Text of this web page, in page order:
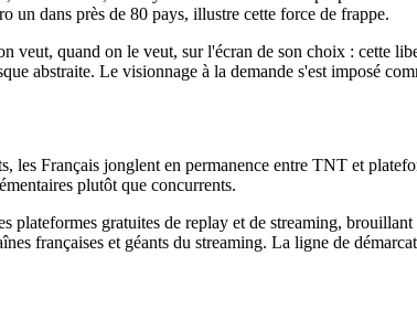
dans près de 80 pays, illustre cette force de frappe.
veut, quand on le veut, sur l'écran de son choix : cette
abstraite. Le visionnage à la demande s'est imposé
les Français jonglent en permanence entre TNT et
plutôt que concurrents.
gratuites de replay et de streaming,
françaises et géants du streaming. La ligne de